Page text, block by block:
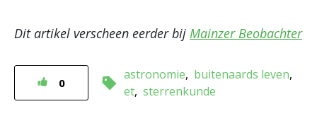
Dit artikel verscheen eerder bij Mainzer Beobachter
0
astronomie
buitenaards leven
et sterrenkunde